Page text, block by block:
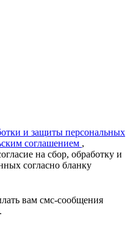
и защиты персональных
соглашением ,
на сбор, обработку и
согласно бланку
вам смс-сообщения